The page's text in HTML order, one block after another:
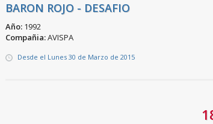
BARON ROJO - DESAFIO
Año: 1992
Compañia:AVISPA
Desde el Lunes 30 de Marzo de 2015